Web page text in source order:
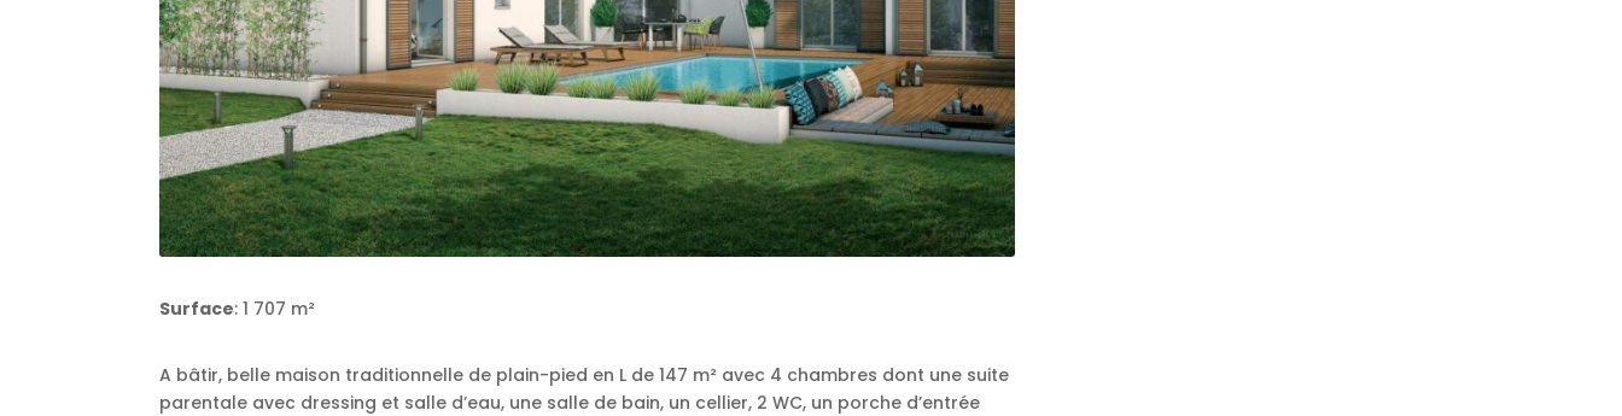
Surface: 1 707 m²
A bâtir, belle maison traditionnelle de plain-pied en L de 147 m² avec 4 chambres dont une suite
parentale avec dressing et salle d’eau, une salle de bain, un cellier, 2 WC, un porche d’entrée